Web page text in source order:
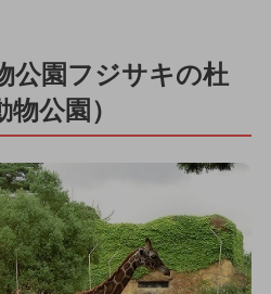
公園フジサキの杜
物公園）